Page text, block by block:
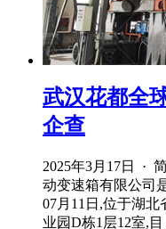
武汉花都全
企查
2025年3月17日 ·
动变速箱有限公司
07月11日,位于湖
业园D栋1层12室,目